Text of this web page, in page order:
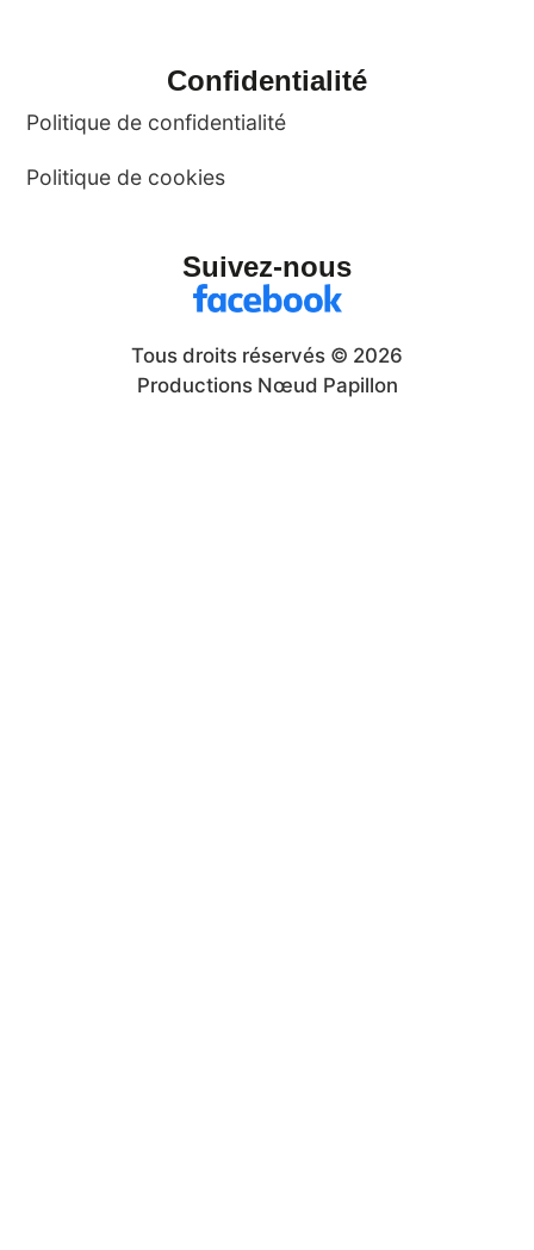
Confidentialité
Politique de confidentialité
Politique de cookies
Suivez-nous
Tous droits réservés © 2026
Productions Nœud Papillon